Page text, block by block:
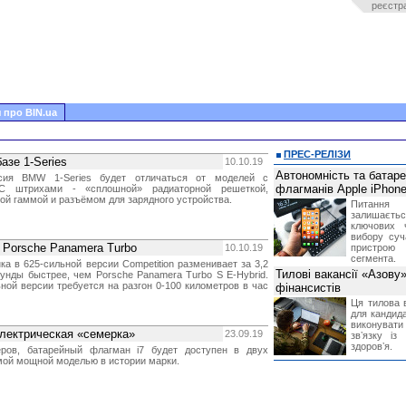
про BIN.ua
1-Series
10.10.19
BMW 1-Series будет отличаться от моделей с
штрихами - «сплошной» радиаторной решеткой,
гаммой и разъёмом для зарядного устройства.
Porsche Panamera Turbo
10.10.19
в 625-сильной версии Competition разменивает за 3,2
быстрее, чем Porsche Panamera Turbo S E-Hybrid.
версии требуется на разгон 0-100 километров в час
«семерка»
23.09.19
батарейный флагман i7 будет доступен в двух
мощной моделью в истории марки.
ПРЕС-РЕЛІЗИ
Автономність та
флагманів Apple
Питання
ключових
вибору
сегмента.
Тилові вакансії
фінансистів
Ця тилова
для
звʼязку
здоровʼя.